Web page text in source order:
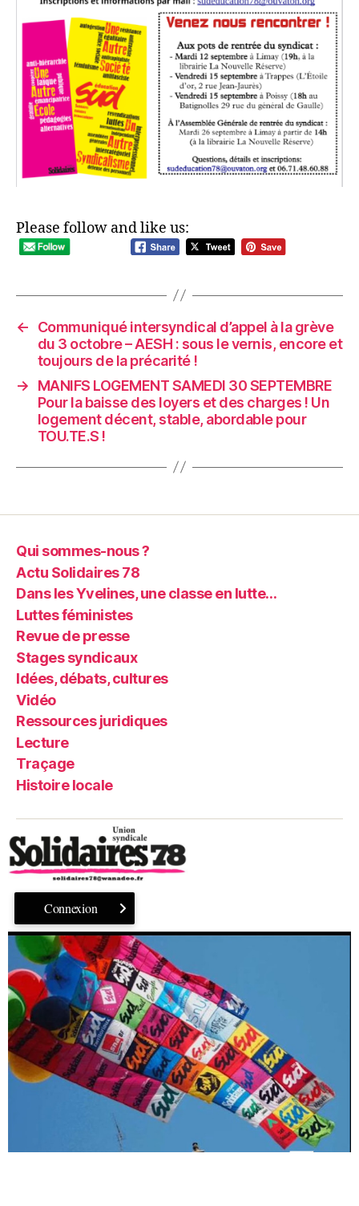
Please follow and like us:
←
Communiqué intersyndical d’appel à la grève
du 3 octobre – AESH : sous le vernis, encore et
toujours de la précarité !
→
MANIFS LOGEMENT SAMEDI 30 SEPTEMBRE
Pour la baisse des loyers et des charges ! Un
logement décent, stable, abordable pour
TOU.TE.S !
Qui sommes-nous ?
Actu Solidaires 78
Dans les Yvelines, une classe en lutte…
Luttes féministes
Revue de presse
Stages syndicaux
Idées, débats, cultures
Vidéo
Ressources juridiques
Lecture
Traçage
Histoire locale
Connexion